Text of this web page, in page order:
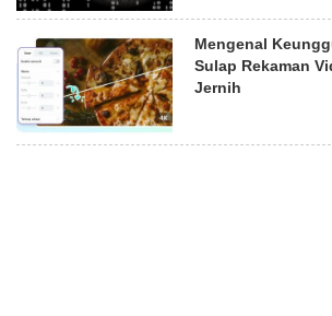
Mengenal
Sulap Rekaman
Jernih